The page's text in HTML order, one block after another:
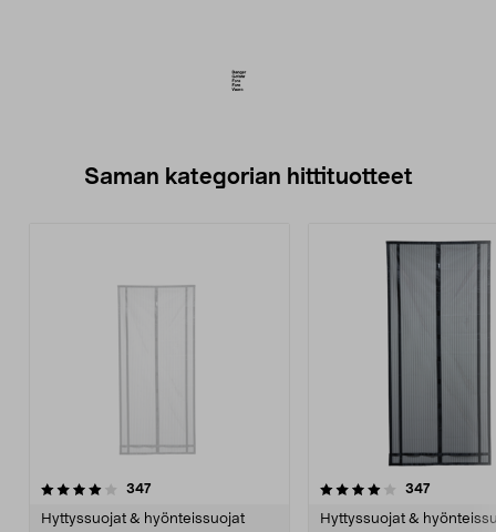
Saman kategorian hittituotteet
347arvostelut
Hyttyssuojat & hyönteissuojat
4.0 viidestä
347arvostelut
Hyttyssuojat &
4.0 viidestä